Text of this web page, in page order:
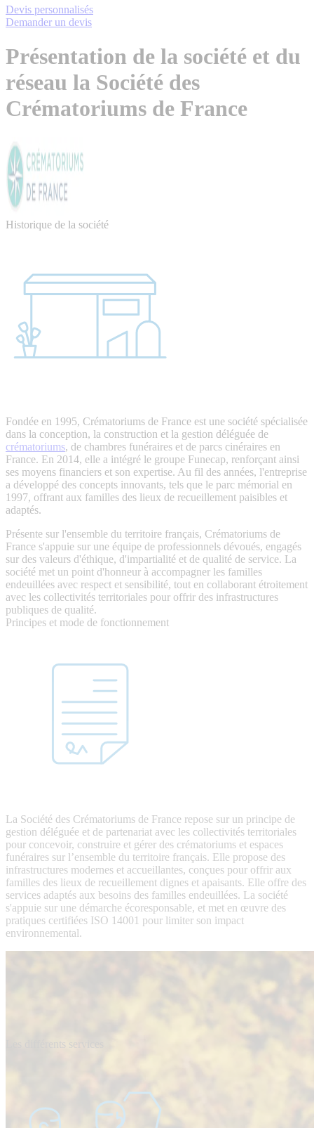
Devis personnalisés
Demander un devis
Présentation de la société et du
réseau la Société des
Crématoriums de France
Historique de la société
Fondée en 1995, Crématoriums de France est une société spécialisée
dans la conception, la construction et la gestion déléguée de
crématoriums, de chambres funéraires et de parcs cinéraires en
France. En 2014, elle a intégré le groupe Funecap, renforçant ainsi
ses moyens financiers et son expertise. Au fil des années, l'entreprise
a développé des concepts innovants, tels que le parc mémorial en
1997, offrant aux familles des lieux de recueillement paisibles et
adaptés.
Présente sur l'ensemble du territoire français, Crématoriums de
France s'appuie sur une équipe de professionnels dévoués, engagés
sur des valeurs d'éthique, d'impartialité et de qualité de service. La
société met un point d'honneur à accompagner les familles
endeuillées avec respect et sensibilité, tout en collaborant étroitement
avec les collectivités territoriales pour offrir des infrastructures
publiques de qualité.
Principes et mode de fonctionnement
La Société des Crématoriums de France repose sur un principe de
gestion déléguée et de partenariat avec les collectivités territoriales
pour concevoir, construire et gérer des crématoriums et espaces
funéraires sur l’ensemble du territoire français. Elle propose des
infrastructures modernes et accueillantes, conçues pour offrir aux
familles des lieux de recueillement dignes et apaisants. Elle offre des
services adaptés aux besoins des familles endeuillées. La société
s'appuie sur une démarche écoresponsable, et met en œuvre des
pratiques certifiées ISO 14001 pour limiter son impact
environnemental.
Les différents services